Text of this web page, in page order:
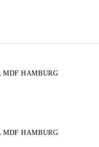
HAMBURG
HAMBURG